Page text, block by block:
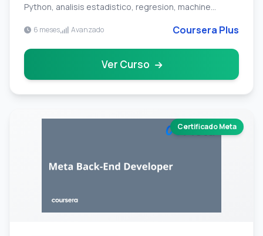
Python, analisis estadistico, regresion, machine
6 meses Avanzado Coursera Plus
Ver Curso
Certificado Meta